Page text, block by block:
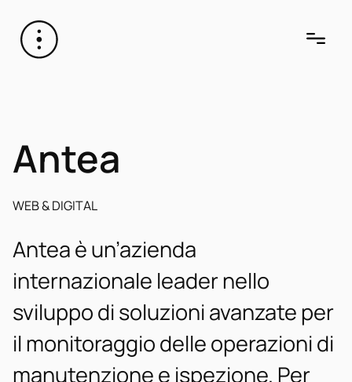
Antea
WEB & DIGITAL
Antea è un’azienda
internazionale leader nello
sviluppo di soluzioni avanzate per
il monitoraggio delle operazioni di
manutenzione e ispezione. Per